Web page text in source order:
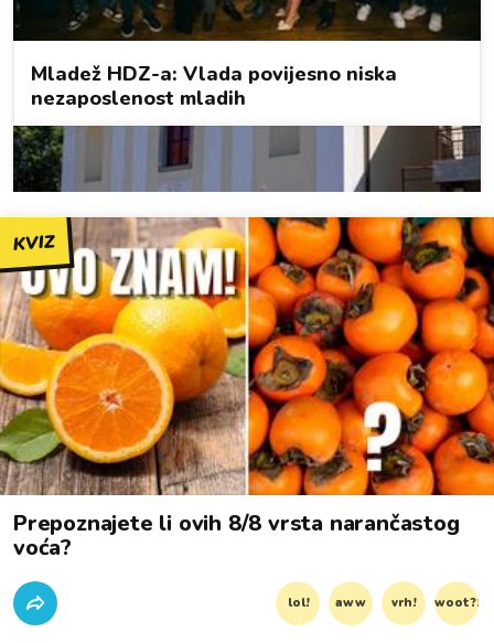
KVIZ
Prepoznajete li ovih 8/8 vrsta narančastog
voća?
lol! aww vrh! woot?!